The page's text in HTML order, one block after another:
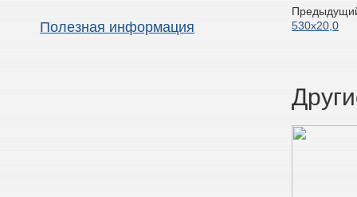
Полезная информация
530х20,0